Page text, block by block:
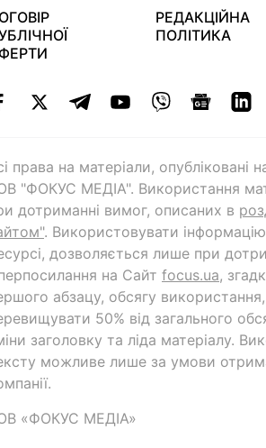
РЕДАКЦІЙНА
ПОЛІТИКА
права на матеріали, опубліковані
"ФОКУС МЕДІА". Використання
дотриманні вимог, описаних в
. Використовувати
дозволяється лише при
на Cайт focus.ua,
абзацу, обсягу
50% від загального
заголовку та ліда матеріалу.
можливе лише за умови
«ФОКУС МЕДІА»